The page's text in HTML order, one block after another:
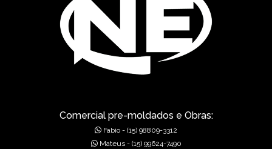
FÁBRICA DE PRÉ-MOLDADOS
GÁRGULAS PRÉ-MOLDADAS
GRELHAS PARA BOCA DE LEÃO
MUROS DE ALA PRÉ-MOLDADOS
Comercial pre-moldados e Obras:
Fabio - (15) 98809-3312
Mateus - (15) 99624-7490